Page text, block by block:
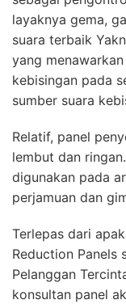
layaknya gema,
suara terbaik
yang
kebisingan pada
sumber suara
Relatif, panel
lembut dan
digunakan pada
perjamuan dan
Terlepas dari
Reduction Panels
Pelanggan
konsultan panel